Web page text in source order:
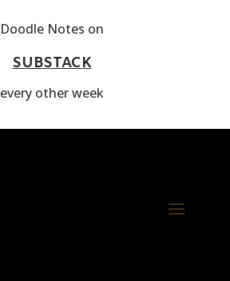
Doodle Notes on
SUBSTACK
every other week